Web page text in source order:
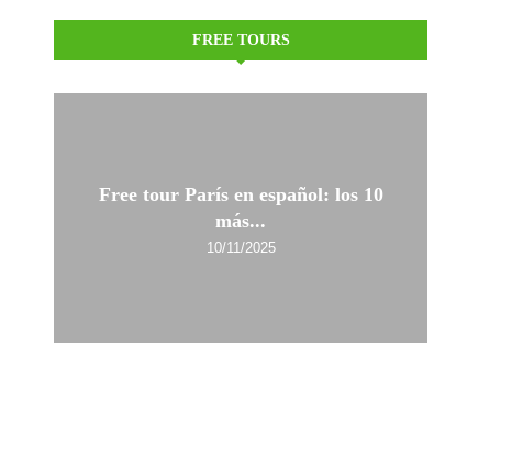
FREE TOURS
Free tour París en español: los 10
más...
10/11/2025